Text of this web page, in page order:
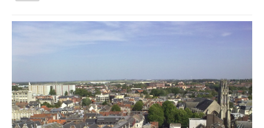
la
Vous êtes ici :
Accueil
Sensibilisation aux économies d’eau et d’énergie
Activités tout public
Animations et éducation
Accompagnement du territoire et ingénierie